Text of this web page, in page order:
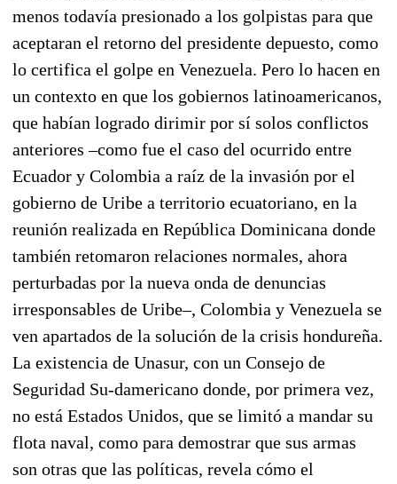
menos todavía presionado a los golpistas para que
aceptaran el retorno del presidente depuesto, como
lo certifica el golpe en Venezuela. Pero lo hacen en
un contexto en que los gobiernos latinoamericanos,
que habían logrado dirimir por sí solos conflictos
anteriores –como fue el caso del ocurrido entre
Ecuador y Colombia a raíz de la invasión por el
gobierno de Uribe a territorio ecuatoriano, en la
reunión realizada en República Dominicana donde
también retomaron relaciones normales, ahora
perturbadas por la nueva onda de denuncias
irresponsables de Uribe–, Colombia y Venezuela se
ven apartados de la solución de la crisis hondureña.
La existencia de Unasur, con un Consejo de
Seguridad Su-damericano donde, por primera vez,
no está Estados Unidos, que se limitó a mandar su
flota naval, como para demostrar que sus armas
son otras que las políticas, revela cómo el